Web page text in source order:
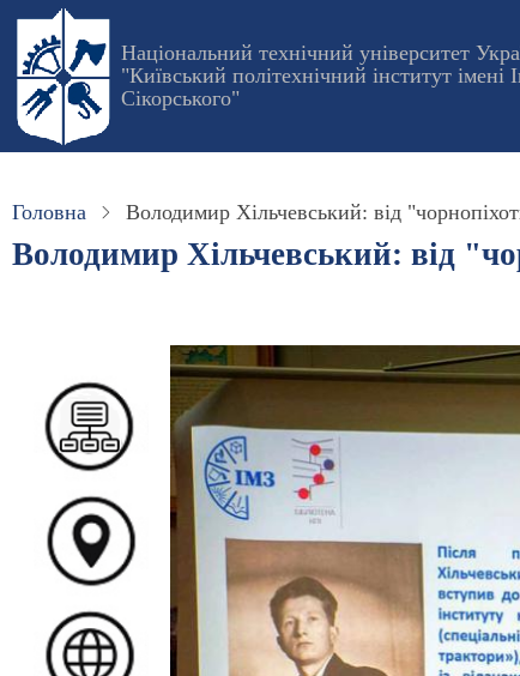
Перейти
основного
вмісту
Національний технічний університет
"Київський політехнічний інститут імені
Сікорського"
Головна Володимир Хільчевський: від
Володимир Хільчевський: від